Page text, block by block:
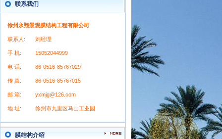
联系我们
徐州永翔景观膜结构工程有限公司
联系人: 刘经理
手 机: 15052044999
电 话: 86-0516-85767029
传 真: 86-0516-85767015
邮 箱: yxmjg@126.com
地 址: 徐州市九里区马山工业园
膜结构介绍